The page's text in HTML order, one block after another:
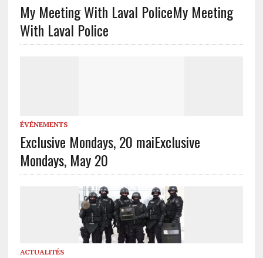
My Meeting With Laval PoliceMy Meeting
With Laval Police
ÉVÉNEMENTS
Exclusive Mondays, 20 maiExclusive
Mondays, May 20
ACTUALITÉS